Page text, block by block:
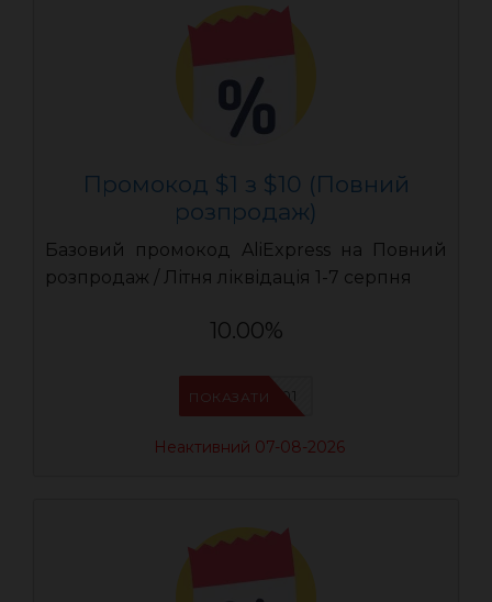
Промокод $1 з $10 (Повний
розпродаж)
Базовий промокод AliExpress на Повний
розпродаж / Літня ліквідація 1-7 серпня
10.00%
UASC01
ПОКАЗАТИ
Неактивний 07-08-2026